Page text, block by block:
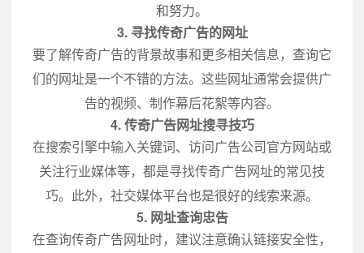
和努力。
3. 寻找传奇广告的网址
要了解传奇广告的背景故事和更多相关信息，查询它
们的网址是一个不错的方法。这些网址通常会提供广
告的视频、制作幕后花絮等内容。
4. 传奇广告网址搜寻技巧
在搜索引擎中输入关键词、访问广告公司官方网站或
关注行业媒体等，都是寻找传奇广告网址的常见技
巧。此外，社交媒体平台也是很好的线索来源。
5. 网址查询忠告
在查询传奇广告网址时，建议注意确认链接安全性，